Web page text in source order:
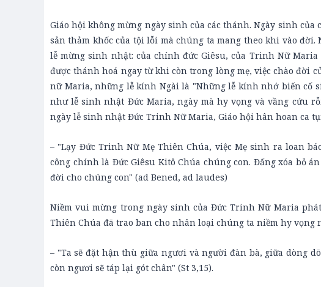
Giáo hội không mừng ngày sinh của các thánh. Ngày sinh
sản thảm khốc của tội lỗi mà chúng ta mang theo khi vào
lễ mừng sinh nhật: của chính đức Giêsu, của Trinh Nữ
được thánh hoá ngay từ khi còn trong lòng mẹ, việc chào đời
nữ Maria, những lễ kính Ngài là "Những lễ kính nhớ biến cố
như lễ sinh nhật Đức Maria, ngày mà hy vọng và vầng cứu
ngày lễ sinh nhật Đức Trinh Nữ Maria, Giáo hội hân hoan ca
– "Lạy Đức Trinh Nữ Mẹ Thiên Chúa, việc Mẹ sinh ra loan
công chính là Đức Giêsu Kitô Chúa chúng con. Đấng xóa bỏ
đời cho chúng con" (ad Bened, ad laudes)
Niềm vui mừng trong ngày sinh của Đức Trinh Nữ Maria
Thiên Chúa đã trao ban cho nhân loại chúng ta niềm hy vọng
– "Ta sẽ đặt hận thù giữa ngươi và người đàn bà, giữa dòng
còn ngươi sẽ táp lại gót chân" (St 3,15).